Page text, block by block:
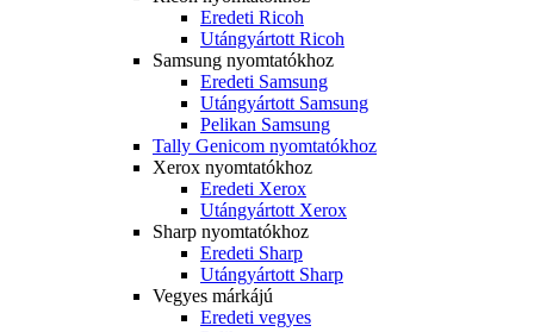
Eredeti Ricoh
Utángyártott Ricoh
Samsung nyomtatókhoz
Eredeti Samsung
Utángyártott Samsung
Pelikan Samsung
Tally Genicom nyomtatókhoz
Xerox nyomtatókhoz
Eredeti Xerox
Utángyártott Xerox
Sharp nyomtatókhoz
Eredeti Sharp
Utángyártott Sharp
Vegyes márkájú
Eredeti vegyes